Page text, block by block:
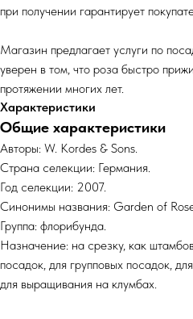
при получении гарантирует
Магазин предлагает услуги по
уверен в том, что роза быстро
протяжении многих лет.
Характеристики
Общие характеристики
Авторы: W. Kordes & Sons.
Страна селекции: Германия.
Год селекции: 2007.
Синонимы названия: Garden of
Группа: флорибунда.
Назначение: на срезку, как
посадок, для групповых посадок,
для выращивания на клумбах.